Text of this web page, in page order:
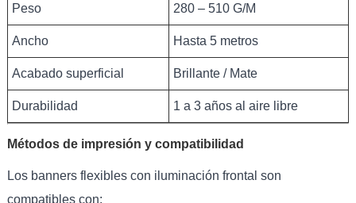
Peso 280 – 510 G/M
Ancho Hasta 5 metros
Acabado superficial Brillante / Mate
Durabilidad 1 a 3 años al aire libre
Métodos de impresión y compatibilidad
Los banners flexibles con iluminación frontal son
compatibles con: